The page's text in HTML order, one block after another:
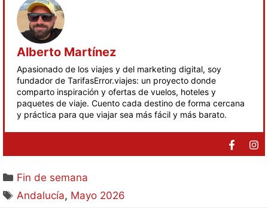
Alberto Martínez
Apasionado de los viajes y del marketing digital, soy
fundador de TarifasError.viajes: un proyecto donde
comparto inspiración y ofertas de vuelos, hoteles y
paquetes de viaje. Cuento cada destino de forma cercana
y práctica para que viajar sea más fácil y más barato.
Fin de semana
Andalucía, Mayo 2026